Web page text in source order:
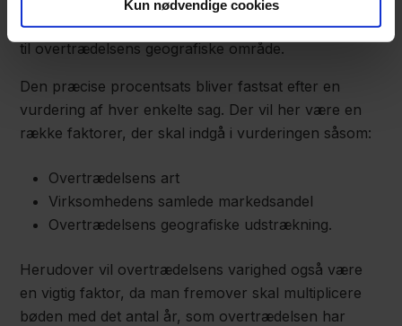
Kun nødvendige cookies
tjenesteydelser, der er direkte eller indirekte relateret
til overtrædelsens geografiske område.
Den præcise procentsats bliver fastsat efter en
vurdering af hver enkelte sag. Der vil her være en
række faktorer, der skal indgå i vurderingen såsom:
Overtrædelsens art
Virksomhedens samlede markedsandel
Overtrædelsens geografiske udstrækning.
Herudover vil overtrædelsens varighed også være
en vigtig faktor, da man fremover skal multiplicere
bøden med det antal år, som overtrædelsen har